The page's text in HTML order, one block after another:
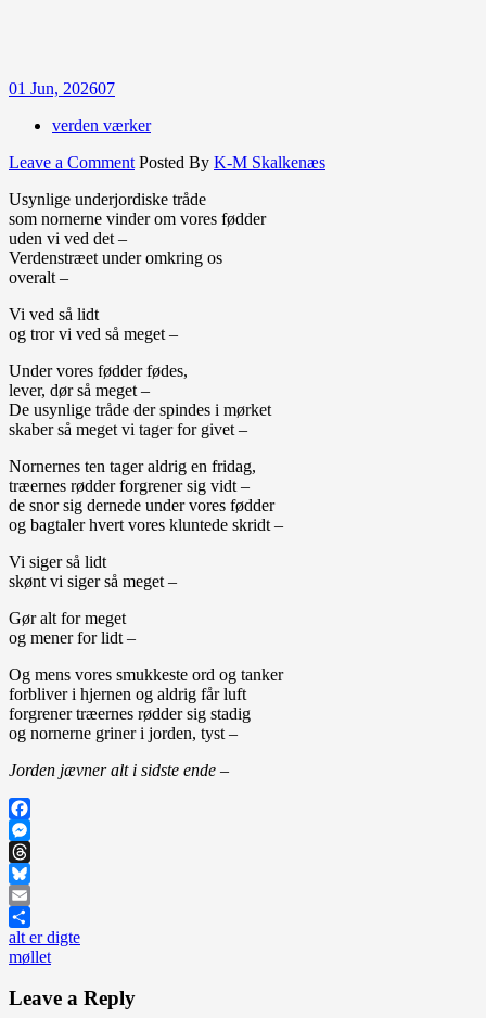
01 Jun, 202607
verden værker
Leave a Commenton
Posted By K-M Skalkenæs
Usynlige underjordiske tråde
som nornerne vinder om vores fødder
uden vi ved det –
Verdenstræet under omkring os
overalt –
Vi ved så lidt
og tror vi ved så meget –
Under vores fødder fødes,
lever, dør så meget –
De usynlige tråde der spindes i mørket
skaber så meget vi tager for givet –
Nornernes ten tager aldrig en fridag,
træernes rødder forgrener sig vidt –
de snor sig dernede under vores fødder
og bagtaler hvert vores kluntede skridt –
Vi siger så lidt
skønt vi siger så meget –
Gør alt for meget
og mener for lidt –
Og mens vores smukkeste ord og tanker
forbliver i hjernen og aldrig får luft
forgrener træernes rødder sig stadig
og nornerne griner i jorden, tyst –
Jorden jævner alt i sidste ende –
Facebook
Messenger
Threads
Bluesky
Email
Share
Post
navigation
alt er digte
møllet
Leave a Reply